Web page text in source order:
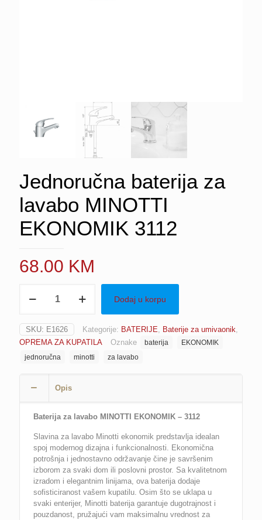
Jednoručna baterija za
lavabo MINOTTI
EKONOMIK 3112
68.00 KM
baterija
lavabo
MINOTTI
EKONOMIK
3112
Dodaj u korpu
SKU: E1626 Kategorije: BATERIJE Baterije za umivaonik
OPREMA ZA KUPATILA
Oznake baterija
EKONOMIK
jednoručna
minotti za lavabo
Opis
Baterija za lavabo MINOTTI EKONOMIK – 3112
Slavina za lavabo Minotti ekonomik predstavlja idealan
spoj modernog dizajna i funkcionalnosti. Ekonomična
potrošnja i jednostavno održavanje čine je savršenim
izborom za svaki dom ili poslovni prostor. Sa kvalitetnom
izradom i elegantnim linijama, ova baterija dodaje
sofisticiranost vašem kupatilu. Osim što se uklapa u
svaki enterijer, Minotti baterija garantuje dugotrajnost i
pouzdanost, pružajući vam maksimalnu vrednost za